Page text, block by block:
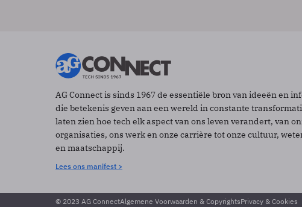
AG Connect is sinds 1967 de essentiële bron van ideeën en
die betekenis geven aan een wereld in constante
laten zien hoe tech elk aspect van ons leven verandert, van
organisaties, ons werk en onze carrière tot onze cultuur,
en maatschappij.
Lees ons manifest >
© 2023 AG ConnectAlgemene Voorwaarden & CopyrightsPrivacy & Cookies